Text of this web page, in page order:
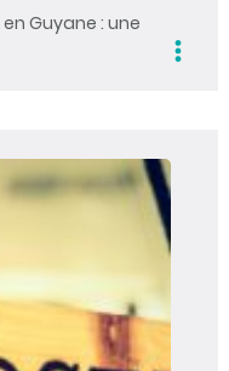
Guyane : une